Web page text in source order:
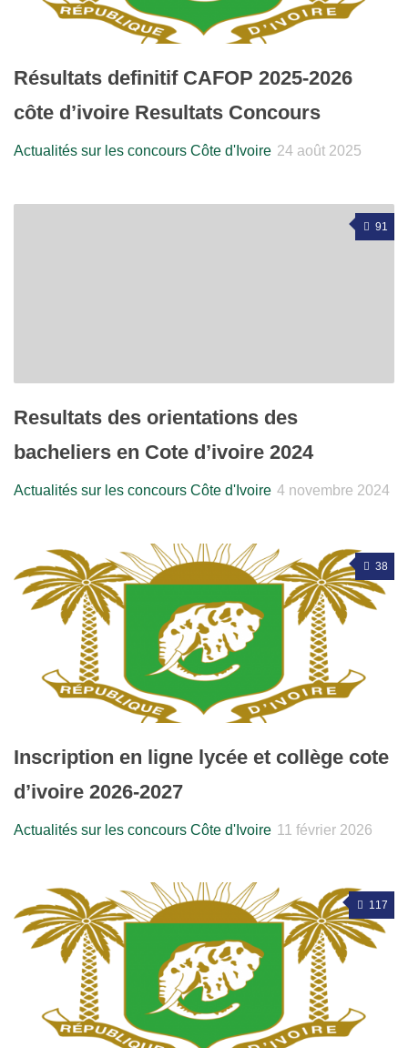
Résultats definitif CAFOP 2025-2026
côte d’ivoire Resultats Concours
Actualités sur les concours Côte d'Ivoire 24 août 2025
91
Resultats des orientations des
bacheliers en Cote d’ivoire 2024
Actualités sur les concours Côte d'Ivoire 4 novembre 2024
38
Inscription en ligne lycée et collège cote
d’ivoire 2026-2027
Actualités sur les concours Côte d'Ivoire 11 février 2026
117